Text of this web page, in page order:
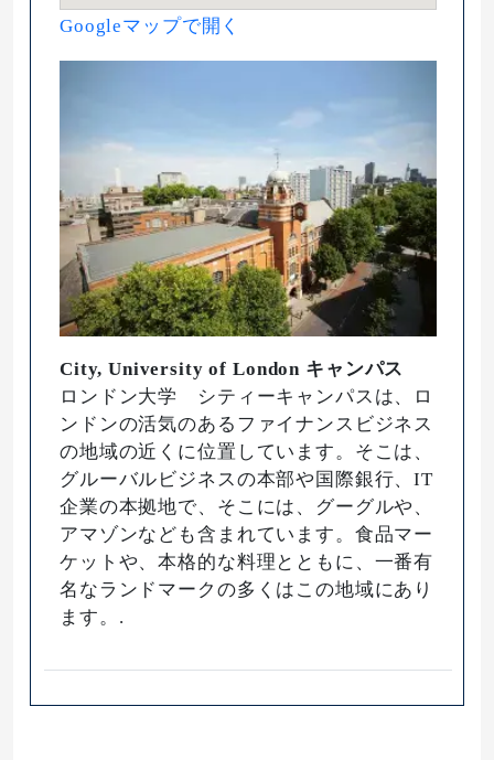
Googleマップで開く
City, University of London キャンパス
ロンドン大学 シティーキャンパスは、ロ
ンドンの活気のあるファイナンスビジネス
の地域の近くに位置しています。そこは、
グルーバルビジネスの本部や国際銀行、IT
企業の本拠地で、そこには、グーグルや、
アマゾンなども含まれています。食品マー
ケットや、本格的な料理とともに、一番有
名なランドマークの多くはこの地域にあり
ます。.